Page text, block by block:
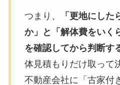
つまり、
「更地にした
か」と「解体費をいく
を確認してから判断す
体見積もりだけ取って
不動産会社に「古家付